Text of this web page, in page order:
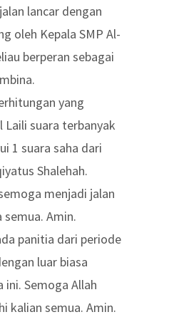
lancar dengan
oleh Kepala SMP Al-
berperan sebagai
yang
suara terbanyak
1 suara saha dari
Shalehah.
menjadi jalan
Amin.
panitia dari periode
luar biasa
ini. Semoga Allah
kalian semua. Amin.